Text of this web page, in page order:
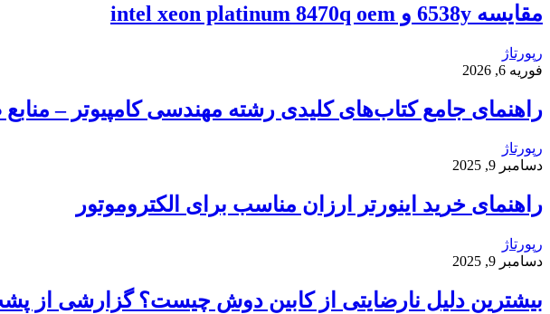
مقایسه 6538y و intel xeon platinum 8470q oem
رپورتاژ
فوریه 6, 2026
راهنمای جامع کتاب‌های کلیدی رشته مهندسی کامپیوتر –
رپورتاژ
دسامبر 9, 2025
راهنمای خرید اینورتر ارزان مناسب برای الکتروموتور
رپورتاژ
دسامبر 9, 2025
بیشترین دلیل نارضایتی از کابین دوش چیست؟ گزارشی از